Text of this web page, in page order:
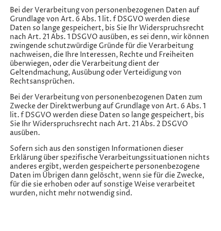
Bei der Verarbeitung von personenbezogenen Daten auf
Grundlage von Art. 6 Abs. 1 lit. f DSGVO werden diese
Daten so lange gespeichert, bis Sie Ihr Widerspruchsrecht
nach Art. 21 Abs. 1 DSGVO ausüben, es sei denn, wir können
zwingende schutzwürdige Gründe für die Verarbeitung
nachweisen, die Ihre Interessen, Rechte und Freiheiten
überwiegen, oder die Verarbeitung dient der
Geltendmachung, Ausübung oder Verteidigung von
Rechtsansprüchen.
Bei der Verarbeitung von personenbezogenen Daten zum
Zwecke der Direktwerbung auf Grundlage von Art. 6 Abs. 1
lit. f DSGVO werden diese Daten so lange gespeichert, bis
Sie Ihr Widerspruchsrecht nach Art. 21 Abs. 2 DSGVO
ausüben.
Sofern sich aus den sonstigen Informationen dieser
Erklärung über spezifische Verarbeitungssituationen nichts
anderes ergibt, werden gespeicherte personenbezogene
Daten im Übrigen dann gelöscht, wenn sie für die Zwecke,
für die sie erhoben oder auf sonstige Weise verarbeitet
wurden, nicht mehr notwendig sind.